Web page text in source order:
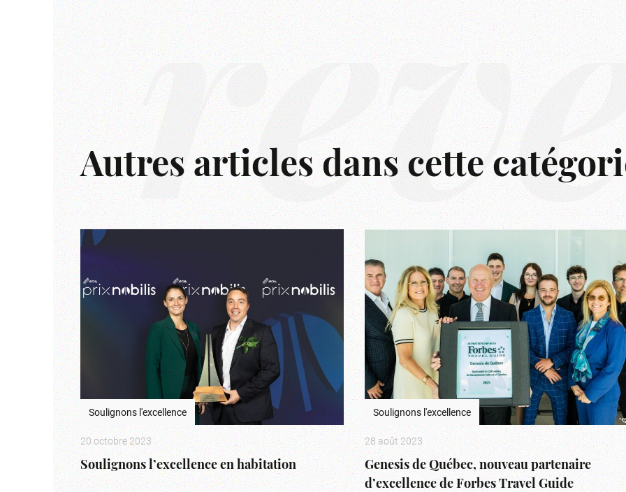
Autres articles dans cette
Soulignons l'excellence
20 octobre 2023
Soulignons l’excellence en habitation
Soulignons l'excellence
28 août 2023
Genesis de Québec, nouveau partenaire
d’excellence de Forbes Travel Guide